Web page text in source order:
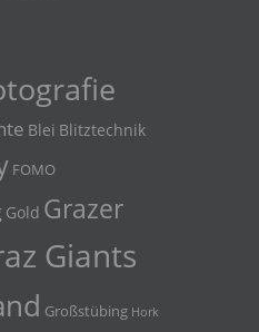
Blei Blitztechnik
FOMO
Gold Grazer
Giants
Großstübing Hork